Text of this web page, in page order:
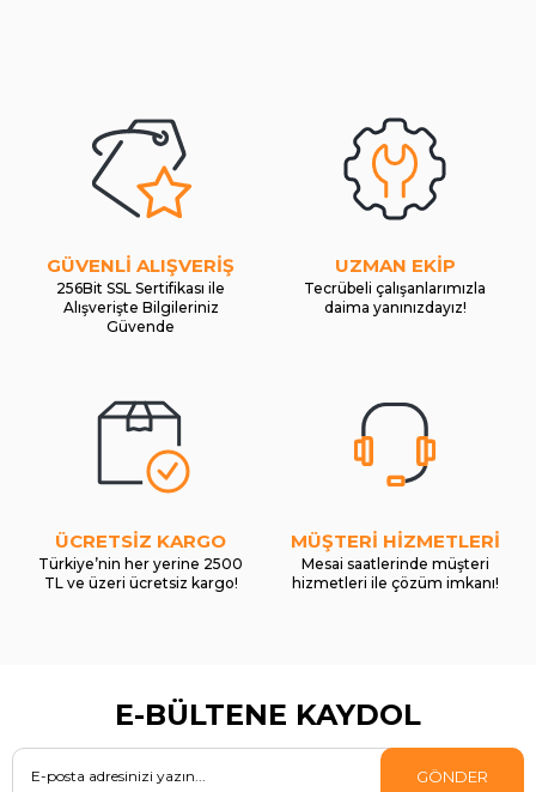
GÜVENLİ ALIŞVERİŞ
256Bit SSL Sertifikası ile
Alışverişte Bilgileriniz
Güvende
UZMAN EKİP
Tecrübeli çalışanlarımızla
daima yanınızdayız!
ÜCRETSİZ KARGO
Türkiye’nin her yerine 2500
TL ve üzeri ücretsiz kargo!
MÜŞTERİ HİZMETLERİ
Mesai saatlerinde müşteri
hizmetleri ile çözüm imkanı!
E-BÜLTENE KAYDOL
GÖNDER